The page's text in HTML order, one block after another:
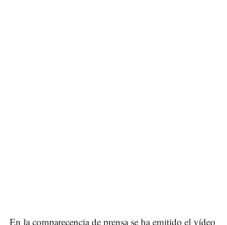
En la comparecencia de prensa se ha emitido el vídeo